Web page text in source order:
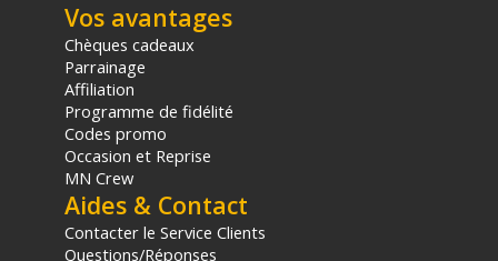
Vos avantages
Chèques cadeaux
Parrainage
Affiliation
Programme de fidélité
Codes promo
Occasion et Reprise
MN Crew
Aides & Contact
Contacter le Service Clients
Questions/Réponses